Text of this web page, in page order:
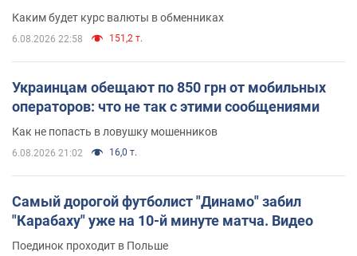
Каким будет курс валюты в обменниках
6.08.2026 22:58 151,2 т.
Украинцам обещают по 850 грн от мобильных
операторов: что не так с этими сообщениями
Как не попасть в ловушку мошенников
6.08.2026 21:02 16,0 т.
Самый дорогой футболист "Динамо" забил
"Карабаху" уже на 10-й минуте матча. Видео
Поединок проходит в Польше